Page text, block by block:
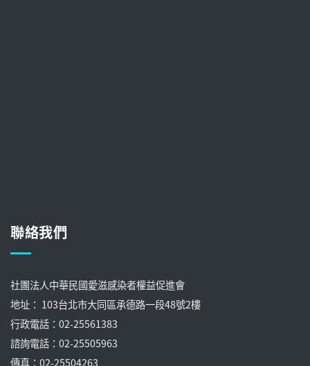
聯絡我們
社團法人中華民國愛滋感染者權益促進會
地址： 103台北市大同區承德路一段48號2樓
行政電話：02-25561383
諮詢電話：02-25505963
傳真：02-25504263